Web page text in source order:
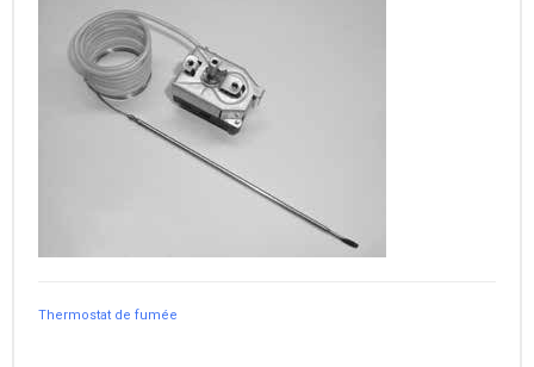
Thermostat de fumée